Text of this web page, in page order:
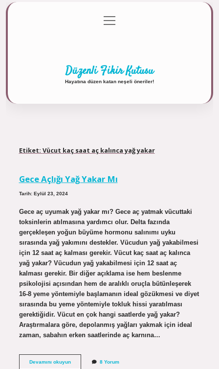
Gizlilik Politikası
menüyü
aç
Düzenli Fikir Kutusu
Hayatına düzen katan neşeli öneriler!
Etiket: Vücut kaç saat aç kalınca yağ yakar
Gece Açlığı Yağ Yakar Mı
Tarih: Eylül 23, 2024
Gece aç uyumak yağ yakar mı? Gece aç yatmak vücuttaki
toksinlerin atılmasına yardımcı olur. Delta fazında
gerçekleşen yoğun büyüme hormonu salınımı uyku
sırasında yağ yakımını destekler. Vücudun yağ yakabilmesi
için 12 saat aç kalması gerekir. Vücut kaç saat aç kalınca
yağ yakar? Vücudun yağ yakabilmesi için 12 saat aç
kalması gerekir. Bir diğer açıklama ise hem beslenme
psikolojisi açısından hem de aralıklı oruçla bütünleşerek
16-8 yeme yöntemiyle başlamanın ideal gözükmesi ve diyet
sırasında bu yeme yöntemiyle tokluk hissi yaratılması
gerektiğidir. Vücut en çok hangi saatlerde yağ yakar?
Araştırmalara göre, depolanmış yağları yakmak için ideal
zaman, sabahın erken saatlerinde aç karnına…
Devamını okuyunGece
8 Yorum